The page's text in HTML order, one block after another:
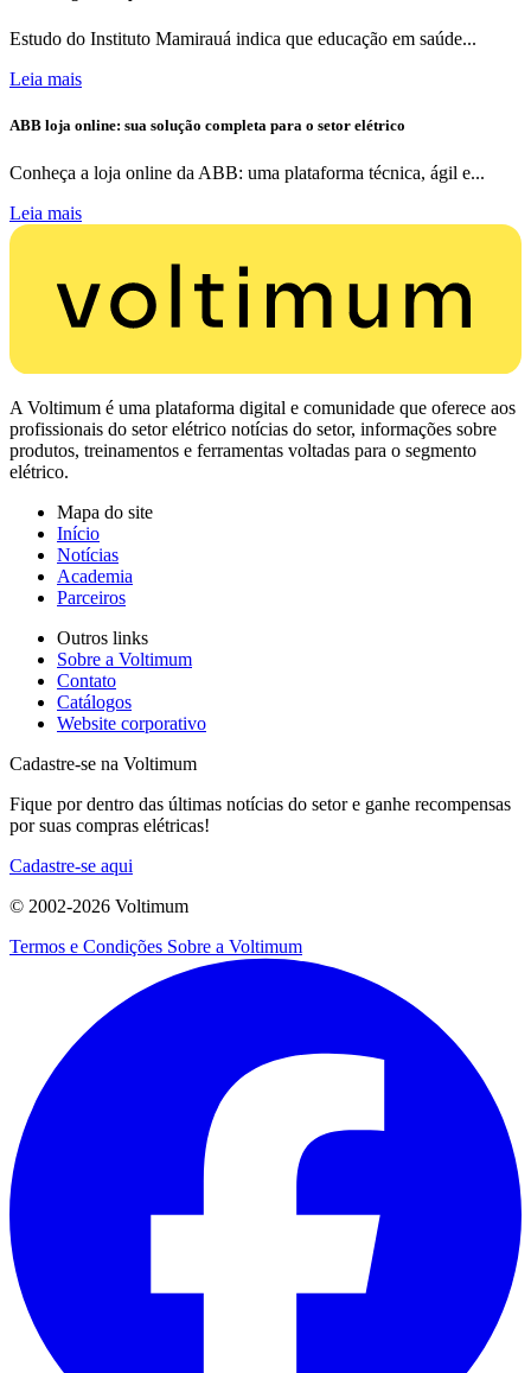
Estudo do Instituto Mamirauá indica que educação em saúde...
Leia mais
ABB loja online: sua solução completa para o setor elétrico
Conheça a loja online da ABB: uma plataforma técnica, ágil e...
Leia mais
A Voltimum é uma plataforma digital e comunidade que oferece aos
profissionais do setor elétrico notícias do setor, informações sobre
produtos, treinamentos e ferramentas voltadas para o segmento
elétrico.
Mapa do site
Início
Notícias
Academia
Parceiros
Outros links
Sobre a Voltimum
Contato
Catálogos
Website corporativo
Cadastre-se na Voltimum
Fique por dentro das últimas notícias do setor e ganhe recompensas
por suas compras elétricas!
Cadastre-se aqui
© 2002-2026 Voltimum
Termos e Condições Sobre a Voltimum